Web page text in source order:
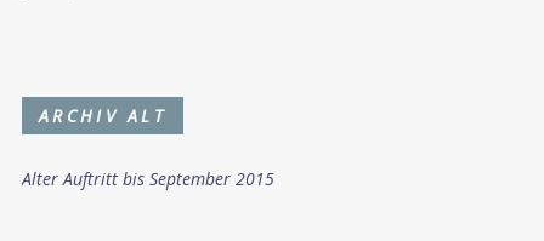
ARCHIV ALT
Alter Auftritt bis September 2015